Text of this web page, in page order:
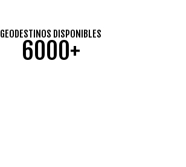
GEODESTINOS DISPONIBLES
6000+